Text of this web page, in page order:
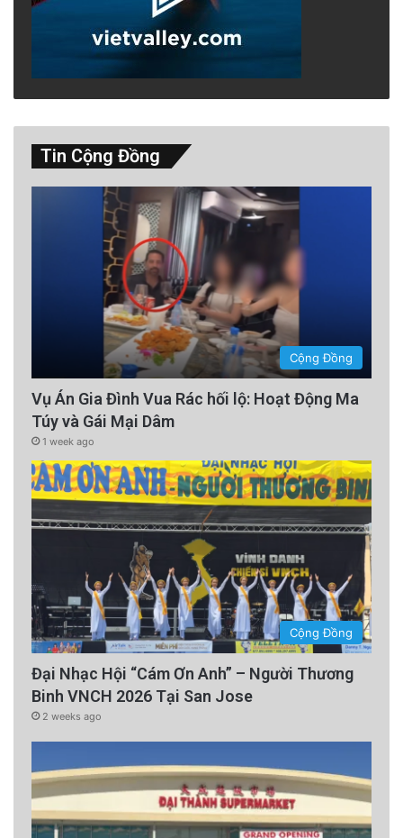
Tin Cộng Đồng
Cộng Đồng
Vụ Án Gia Đình Vua Rác hối lộ: Hoạt Động Ma
Túy và Gái Mại Dâm
1 week ago
Cộng Đồng
Đại Nhạc Hội “Cám Ơn Anh” – Người Thương
Binh VNCH 2026 Tại San Jose
2 weeks ago